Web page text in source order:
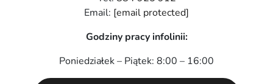
Email: [email protected]
Godziny pracy infolinii:
Poniedziałek – Piątek: 8:00 – 16:00